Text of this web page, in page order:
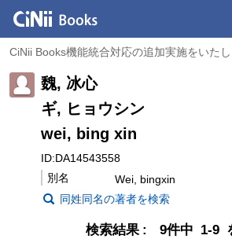
CiNii Books機能統合対応の追加実施をいた
魏, 冰心
ギ, ヒョウシン
wei, bing xin
ID:DA14543558
別名
Wei, bingxin
同姓同名の著者を検索
検索結果 9件中 1-9